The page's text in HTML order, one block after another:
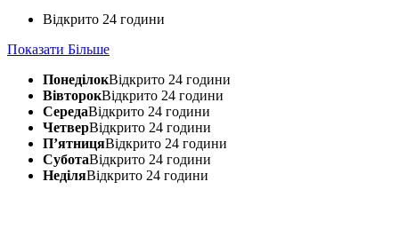
Відкрито 24 години
Показати Більше
ПонеділокВідкрито 24 години
ВівторокВідкрито 24 години
СередаВідкрито 24 години
ЧетверВідкрито 24 години
П’ятницяВідкрито 24 години
СуботаВідкрито 24 години
НеділяВідкрито 24 години